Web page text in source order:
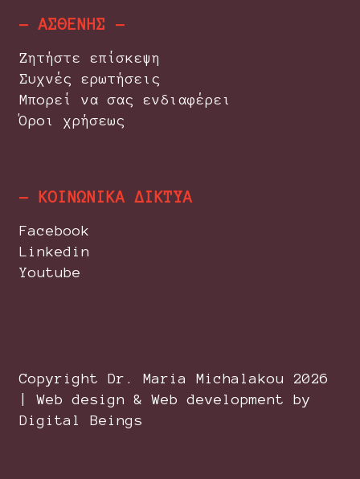
- ΑΣΘΕΝΗΣ -
Ζητήστε επίσκεψη
Συχνές ερωτήσεις
Μπορεί να σας ενδιαφέρει
Όροι χρήσεως
- ΚΟΙΝΩΝΙΚΑ ΔΙΚΤΥΑ
Facebook
Linkedin
Youtube
Copyright Dr. Maria Michalakou2026
| Web design & Web development by
Digital Beings